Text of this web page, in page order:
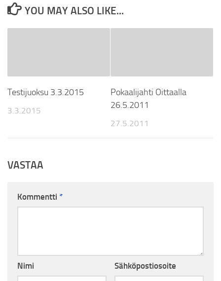
YOU MAY ALSO LIKE...
Testijuoksu 3.3.2015
3.3.2015
Pokaalijahti Oittaalla
26.5.2011
27.5.2011
VASTAA
Kommentti *
Nimi Sähköpostiosoite